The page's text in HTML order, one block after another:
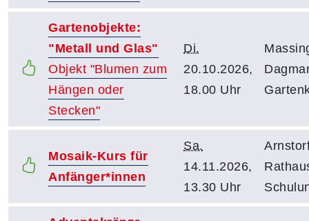
Gartenobjekte:
"Metall und Glas"
Objekt "Blumen zum
Hängen oder
Stecken"
Di.
20.10.2026,
18.00 Uhr
Mosaik-Kurs für
Anfänger*innen
Sa.
14.11.2026,
13.30 Uhr